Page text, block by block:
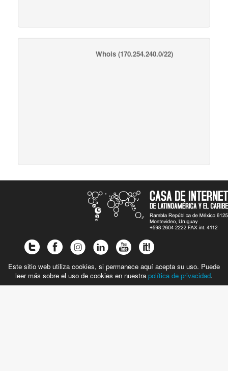
Whois(170.254.240.0/22)
Este sitio web utiliza cookies, si permanece aquí acepta su uso. Puede
leer más sobre el uso de cookies en nuestra política de privacidad.